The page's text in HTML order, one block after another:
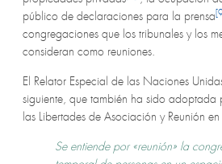
público de declaraciones para la prensa
congregaciones que los tribunales y los
consideran como reuniones.
El Relator Especial de las Naciones
siguiente, que también ha sido
las Libertades de Asociación y Reunión
Se entiende por «reunión» la